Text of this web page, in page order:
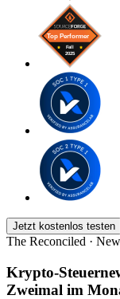
Jetzt kostenlos testen
The Reconciled ·
Krypto-
Zweimal im